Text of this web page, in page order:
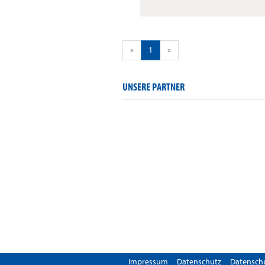
« 1 »
UNSERE PARTNER
Impressum Datenschutz